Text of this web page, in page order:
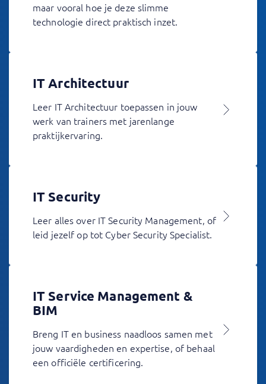
maar vooral hoe je deze slimme
technologie direct praktisch inzet.
IT Architectuur
Leer IT Architectuur toepassen in jouw
werk van trainers met jarenlange
praktijkervaring.
IT Security
Leer alles over IT Security Management, of
leid jezelf op tot Cyber Security Specialist.
IT Service Management &
BIM
Breng IT en business naadloos samen met
jouw vaardigheden en expertise, of behaal
een officiële certificering.